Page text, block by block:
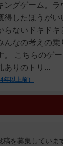
ングゲーム。ラ
得したほうが
らないドキド
んなの考えの
。 こちらのゲ
ありのトリ...
年以上前）
稿を募集していま